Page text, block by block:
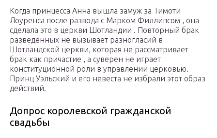
Когда принцесса Анна вышла замуж за Тимоти
Лоуренса после развода с Марком Филлипсом , она
сделала это в церкви Шотландии . Повторный брак
разведенных не вызывает разногласий в
Шотландской церкви, которая не рассматривает
брак как причастие , а суверен не играет
конституционной роли в управлении церковью.
Принц Уэльский и его невеста не избрали этот образ
действий.
Допрос королевской гражданской
свадьбы